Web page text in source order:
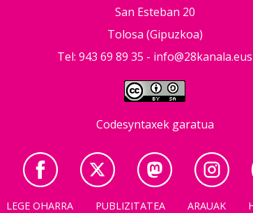
San Esteban 20
Tolosa (Gipuzkoa)
Tel: 943 69 89 35 - info@28kanala.eus
Codesyntaxek garatua
LEGE OHARRA PUBLIZITATEA ARAUAK